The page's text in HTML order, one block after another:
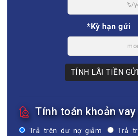
%/
*Kỳ hạn gửi
TÍNH LÃI TIỀN GỬI
Tính toán khoản vay
Trả trên dư nợ giảm
Trả